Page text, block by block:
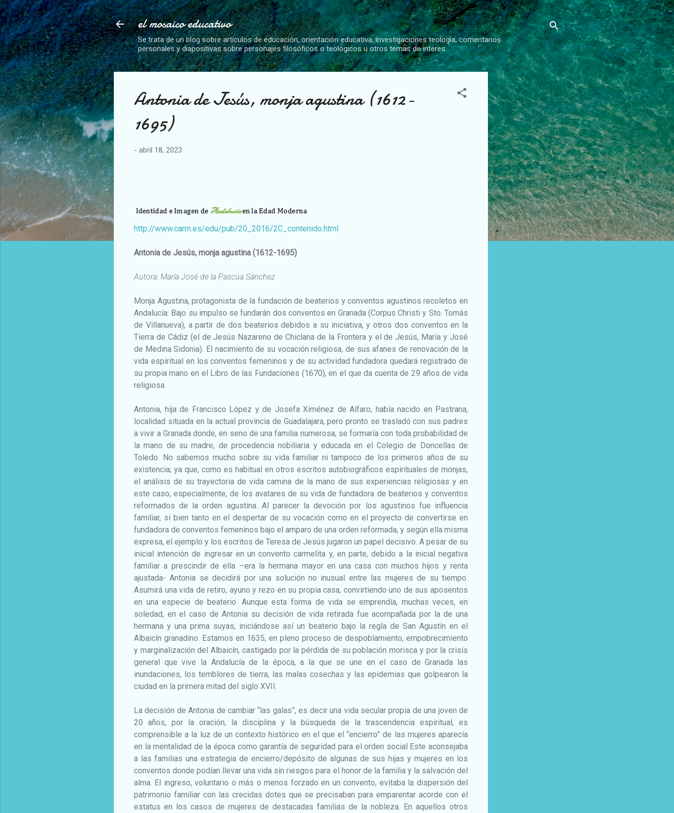
Ir al contenido principal
el mosaico educativo
Se trata de un blog sobre artículos de educación, orientación educativa, investigaciones teología, comentarios
personales y diapositivas sobre personajes filosóficos o teológicos u otros temas de interes
Antonia de Jesús, monja agustina (1612-
1695)
- abril 18, 2023
http://www.carm.es/edu/pub/20_2016/2C_contenido.html
Antonia de Jesús, monja agustina (1612-1695)
Autora: María José de la Pascua Sánchez
Monja Agustina, protagonista de la fundación de beaterios y conventos agustinos recoletos en
Andalucía. Bajo su impulso se fundarán dos conventos en Granada (Corpus Christi y Sto. Tomás
de Villanueva), a partir de dos beaterios debidos a su iniciativa, y otros dos conventos en la
Tierra de Cádiz (el de Jesús Nazareno de Chiclana de la Frontera y el de Jesús, María y José
de Medina Sidonia). El nacimiento de su vocación religiosa, de sus afanes de renovación de la
vida espiritual en los conventos femeninos y de su actividad fundadora quedará registrado de
su propia mano en el Libro de las Fundaciones (1670), en el que da cuenta de 29 años de vida
religiosa.
Antonia, hija de Francisco López y de Josefa Ximénez de Alfaro, había nacido en Pastrana,
localidad situada en la actual provincia de Guadalajara, pero pronto se trasladó con sus padres
a vivir a Granada donde, en seno de una familia numerosa, se formaría con toda probabilidad de
la mano de su madre, de procedencia nobiliaria y educada en el Colegio de Doncellas de
Toledo. No sabemos mucho sobre su vida familiar ni tampoco de los primeros años de su
existencia; ya que, como es habitual en otros escritos autobiográficos espirituales de monjas,
el análisis de su trayectoria de vida camina de la mano de sus experiencias religiosas y en
este caso, especialmente, de los avatares de su vida de fundadora de beaterios y conventos
reformados de la orden agustina. Al parecer la devoción por los agustinos fue influencia
familiar, si bien tanto en el despertar de su vocación como en el proyecto de convertirse en
fundadora de conventos femeninos bajo el amparo de una orden reformada, y según ella misma
expresa, el ejemplo y los escritos de Teresa de Jesús jugaron un papel decisivo. A pesar de su
inicial intención de ingresar en un convento carmelita y, en parte, debido a la inicial negativa
familiar a prescindir de ella –era la hermana mayor en una casa con muchos hijos y renta
ajustada- Antonia se decidirá por una solución no inusual entre las mujeres de su tiempo.
Asumirá una vida de retiro, ayuno y rezo en su propia casa, convirtiendo uno de sus aposentos
en una especie de beaterio. Aunque esta forma de vida se emprendía, muchas veces, en
soledad, en el caso de Antonia su decisión de vida retirada fue acompañada por la de una
hermana y una prima suyas, iniciándose así un beaterio bajo la regla de San Agustín en el
Albaicín granadino. Estamos en 1635, en pleno proceso de despoblamiento, empobrecimiento
y marginalización del Albaicín, castigado por la pérdida de su población morisca y por la crisis
general que vive la Andalucía de la época, a la que se une en el caso de Granada las
inundaciones, los temblores de tierra, las malas cosechas y las epidemias que golpearon la
ciudad en la primera mitad del siglo XVII.
La decisión de Antonia de cambiar “las galas”, es decir una vida secular propia de una joven de
20 años, por la oración, la disciplina y la búsqueda de la trascendencia espiritual, es
comprensible a la luz de un contexto histórico en el que el “encierro” de las mujeres aparecía
en la mentalidad de la época como garantía de seguridad para el orden social Este aconsejaba
a las familias una estrategia de encierro/depósito de algunas de sus hijas y mujeres en los
conventos donde podían llevar una vida sin riesgos para el honor de la familia y la salvación del
alma. El ingreso, voluntario o más o menos forzado en un convento, evitaba la dispersión del
patrimonio familiar con las crecidas dotes que se precisaban para emparentar acorde con el
estatus en los casos de mujeres de destacadas familias de la nobleza. En aquellos otros